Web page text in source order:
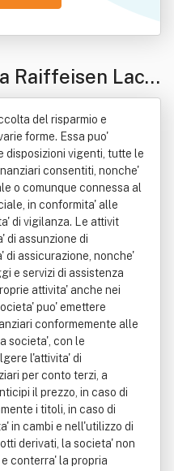
Raiffeisen Lace
del risparmio e
forme. Essa puo'
disposizioni vigenti, tutte le
consentiti, nonche'
o comunque connessa al
in conformita' alle
di vigilanza. Le attivit
di assunzione di
di assicurazione, nonche'
e servizi di assistenza
attivita' anche nei
puo' emettere
conformemente alle
societa', con le
l'attivita' di
per conto terzi, a
il prezzo, in caso di
i titoli, in caso di
in cambi e nell'utilizzo di
derivati, la societa' non
conterra' la propria